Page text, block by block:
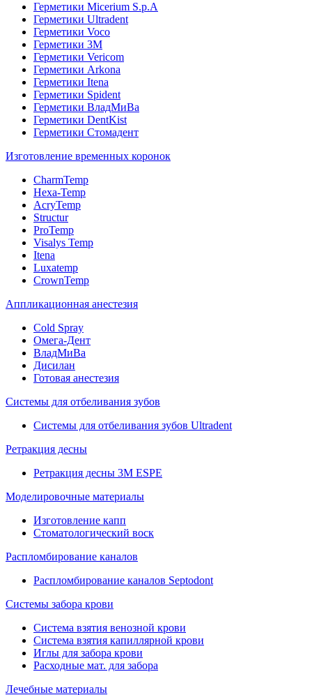
Герметики Micerium S.p.A
Герметики Ultradent
Герметики Voco
Герметики 3M
Герметики Vericom
Герметики Arkona
Герметики Itena
Герметики Spident
Герметики ВладМиВа
Герметики DentKist
Герметики Стомадент
Изготовление временных коронок
CharmTemp
Hexa-Temp
AcryTemp
Structur
ProTemp
Visalys Temp
Itena
Luxatemp
CrownTemp
Аппликационная анестезия
Cold Spray
Омега-Дент
ВладМиВа
Дисилан
Готовая анестезия
Системы для отбеливания зубов
Системы для отбеливания зубов Ultradent
Ретракция десны
Ретракция десны 3M ESPE
Моделировочные материалы
Изготовление капп
Стоматологический воск
Распломбирование каналов
Распломбирование каналов Septodont
Системы забора крови
Система взятия венозной крови
Система взятия капиллярной крови
Иглы для забора крови
Расходные мат. для забора
Лечебные материалы